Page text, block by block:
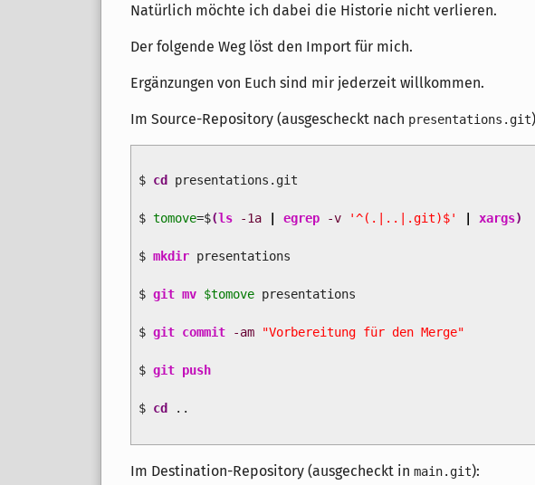
Natürlich möchte ich dabei die Historie nicht verlieren.
Der folgende Weg löst den Import für mich.
Ergänzungen von Euch sind mir jederzeit willkommen.
Im Source-Repository (ausgescheckt nach presentations.git
$ cd presentations.git
$ tomove=$(ls -1a egrep -v '^(.|..|.git)$' xargs)
$ mkdirpresentations
$ git mv $tomovepresentations
$ git commit -am "Vorbereitung für den Merge"
$ git push
$ cd ..
Im Destination-Repository (ausgecheckt in main.git):